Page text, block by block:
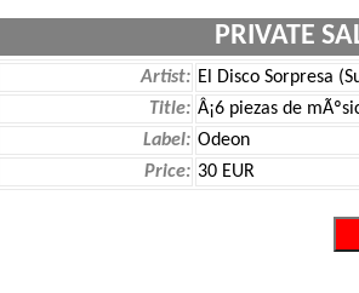
PRIVATE
Artist: El Disco Sorpresa
Title: Â¡6 piezas de
Label: Odeon
Price: 30 EUR